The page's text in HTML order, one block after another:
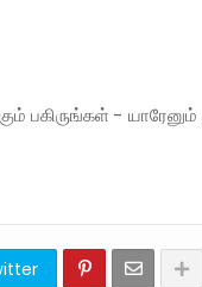
- யாரேனும்